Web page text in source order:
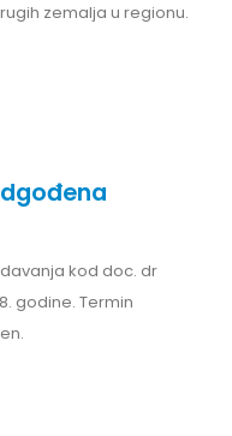
zemalja u regionu.
kod doc. dr
godine. Termin